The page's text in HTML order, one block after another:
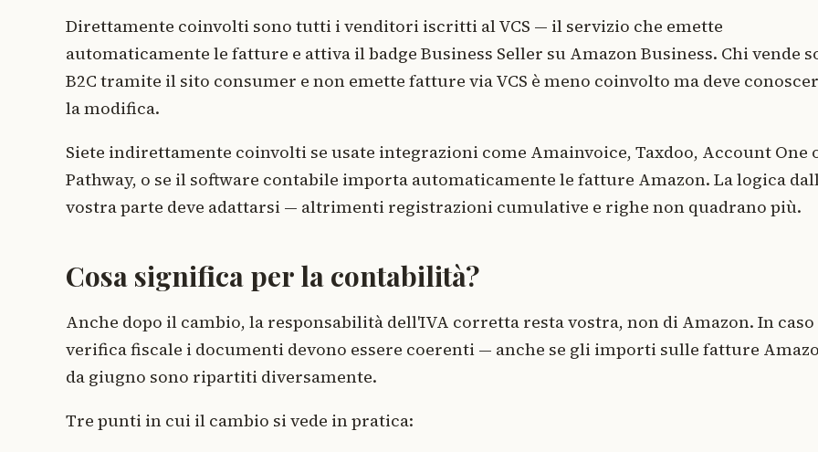
Direttamente coinvolti sono tutti i venditori iscritti al VCS — il servizio che emette
automaticamente le fatture e attiva il badge Business Seller su Amazon Business. Chi vende
B2C tramite il sito consumer e non emette fatture via VCS è meno coinvolto ma deve
la modifica.
Siete indirettamente coinvolti se usate integrazioni come Amainvoice, Taxdoo, Account One
Pathway, o se il software contabile importa automaticamente le fatture Amazon. La logica
vostra parte deve adattarsi — altrimenti registrazioni cumulative e righe non quadrano più.
Cosa significa per la contabilità?
Anche dopo il cambio, la responsabilità dell'IVA corretta resta vostra, non di Amazon. In
verifica fiscale i documenti devono essere coerenti — anche se gli importi sulle fatture
da giugno sono ripartiti diversamente.
Tre punti in cui il cambio si vede in pratica: